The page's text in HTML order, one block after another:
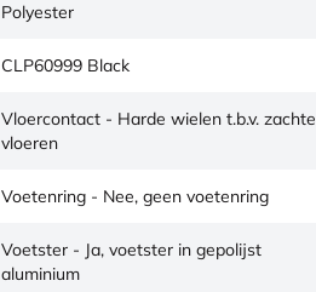
Polyester
CLP60999 Black
Vloercontact - Harde wielen t.b.v. zachte
vloeren
Voetenring - Nee, geen voetenring
Voetster - Ja, voetster in gepolijst
aluminium